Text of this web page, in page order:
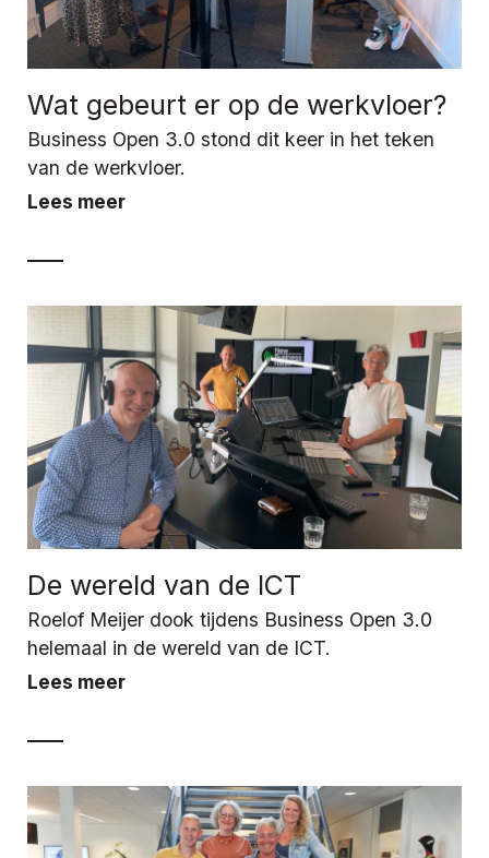
Wat gebeurt er op de werkvloer?
Business Open 3.0 stond dit keer in het teken
van de werkvloer.
Lees meer
De wereld van de ICT
Roelof Meijer dook tijdens Business Open 3.0
helemaal in de wereld van de ICT.
Lees meer